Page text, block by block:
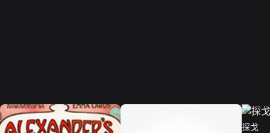
探戈